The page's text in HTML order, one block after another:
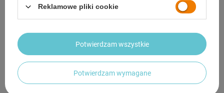
GWARANCJA
OPINIE
Reklamowe pliki cookie
Potwierdzam wymagane
Potwierdzam wszystkie